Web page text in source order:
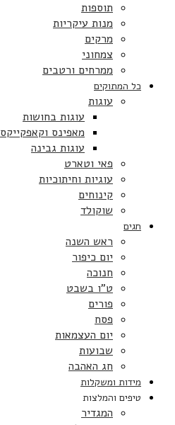
תוספות
מנות עיקריות
מרקים
צמחוני
ממרחים ורטבים
כל המתוקים
עוגות
עוגות בחושות
מאפינס וקאפקייקס
עוגות גבינה
פאי וטארט
עוגיות וחיתוכיות
קינוחים
שוקולד
חגים
ראש השנה
יום כיפור
חנוכה
ט”ו בשבט
פורים
פסח
יום העצמאות
שבועות
חג האהבה
מידות ומשקלות
טיפים והמלצות
המגדיר